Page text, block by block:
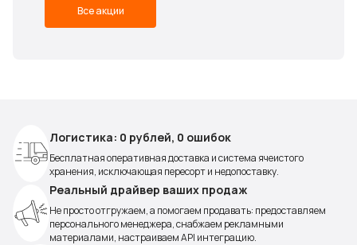
Все акции
Логистика: 0 рублей, 0 ошибок
Бесплатная оперативная доставка и система ячеистого
хранения, исключающая пересорт и недопоставку.
Реальный драйвер ваших продаж
Не просто отгружаем, а помогаем продавать: предоставляем
персонального менеджера, снабжаем рекламными
материалами, настраиваем API интеграцию.